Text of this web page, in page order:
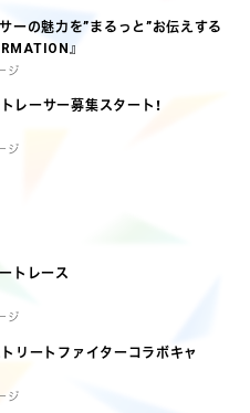
ーの魅力を”まるっと”お伝えする
』
ジ
レーサー募集スタート！
ジ
トレース
ジ
リートファイターコラボキャ
ジ